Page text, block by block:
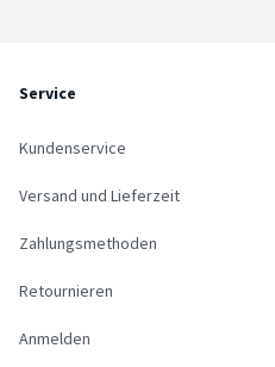
Service
Kundenservice
Versand und Lieferzeit
Zahlungsmethoden
Retournieren
Anmelden